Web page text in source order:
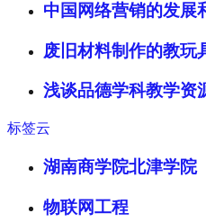
中国网络营销的发展
废旧材料制作的教玩
浅谈品德学科教学资
标签云
湖南商学院北津学院
物联网工程